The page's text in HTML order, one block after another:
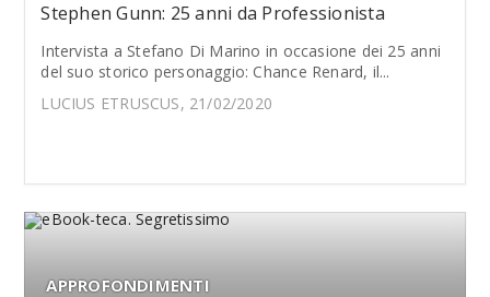
Stephen Gunn: 25 anni da Professionista
Intervista a Stefano Di Marino in occasione dei 25 anni
del suo storico personaggio: Chance Renard, il...
LUCIUS ETRUSCUS, 21/02/2020
APPROFONDIMENTI